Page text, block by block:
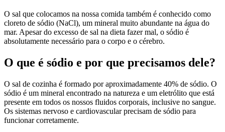
O sal que colocamos na nossa comida também é conhecido como
cloreto de sódio (NaCl), um mineral muito abundante na água do
mar. Apesar do excesso de sal na dieta fazer mal, o sódio é
absolutamente necessário para o corpo e o cérebro.
O que é sódio e por que precisamos dele?
O sal de cozinha é formado por aproximadamente 40% de sódio. O
sódio é um mineral encontrado na natureza e um eletrólito que está
presente em todos os nossos fluidos corporais, inclusive no sangue.
Os sistemas nervoso e cardiovascular precisam de sódio para
funcionar corretamente.